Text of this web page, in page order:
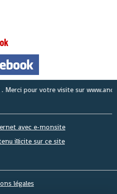
pour votre visite sur
avec e-monsite
illicite sur ce site
légales